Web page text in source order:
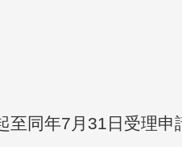
至同年7月31日受理申